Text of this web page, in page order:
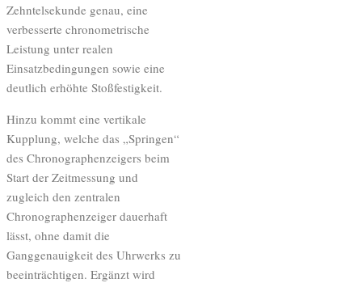
Zehntelsekunde genau, eine
verbesserte chronometrische
Leistung unter realen
Einsatzbedingungen sowie eine
deutlich erhöhte Stoßfestigkeit.
Hinzu kommt eine vertikale
Kupplung, welche das „Springen“
des Chronographenzeigers beim
Start der Zeitmessung und
zugleich den zentralen
Chronographenzeiger dauerhaft
lässt, ohne damit die
Ganggenauigkeit des Uhrwerks zu
beeinträchtigen. Ergänzt wird